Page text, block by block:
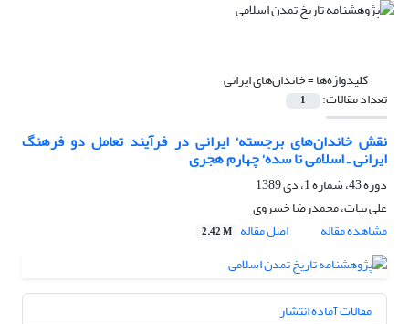
کلیدواژه‌ها =خاندان‌های ایرانی
تعداد مقالات: 1
نقش خاندان‌های برجست‍ه‘‌ ایرانی در فرآیند تعامل دو فرهنگ
ایرانی ـ اسلامی تا سده‘‌ چهارم هجری
دوره 43، شماره 1، دی 1389
علی بیات، محمدرضا خسروی
مشاهده مقاله
اصل مقاله 2.42 M
مقالات آماده انتشار